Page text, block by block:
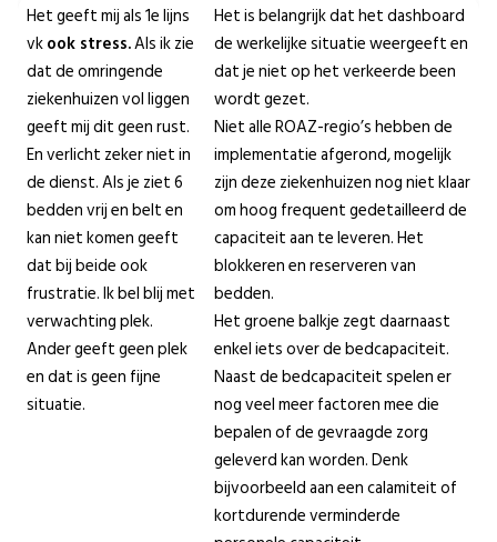
Het geeft mij als 1e lijns
vkook stress.Als ik zie
dat de omringende
ziekenhuizen vol liggen
geeft mij dit geen rust.
En verlicht zeker niet in
de dienst. Als je ziet 6
bedden vrij en belt en
kan niet komen geeft
dat bij beide ook
frustratie. Ik bel blij met
verwachting plek.
Ander geeft geen plek
en dat is geen fijne
situatie.
Het is belangrijk dat het dashboard
de werkelijke situatie weergeeft en
dat je niet op het verkeerde been
wordt gezet.
Niet alle ROAZ-regio’s hebben de
implementatie afgerond, mogelijk
zijn deze ziekenhuizen nog niet klaar
om hoog frequent gedetailleerd de
capaciteit aan te leveren. Het
blokkeren en reserveren van
bedden.
Het groene balkje zegt daarnaast
enkel iets over de bedcapaciteit.
Naast de bedcapaciteit spelen er
nog veel meer factoren mee die
bepalen of de gevraagde zorg
geleverd kan worden. Denk
bijvoorbeeld aan een calamiteit of
kortdurende verminderde